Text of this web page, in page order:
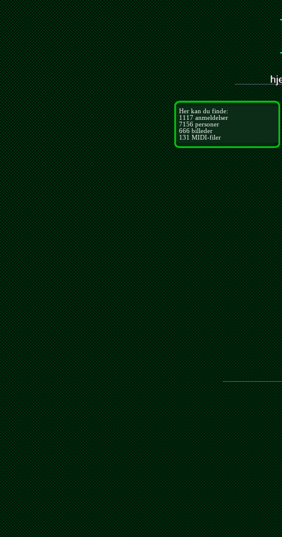
Her kan du finde:
1117anmeldelser
7156personer
666billeder
131MIDI-filer